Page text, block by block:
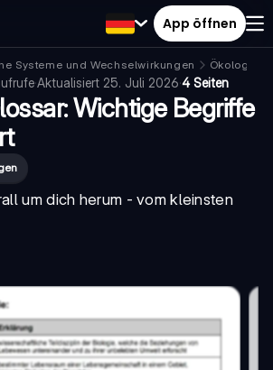
App öffnen
Systeme und Wechselwirkungen
Ökologie
·Aktualisiert 25. Juli 2026·4 Seiten
Wichtige Begriffe
um dich herum - vom kleinsten